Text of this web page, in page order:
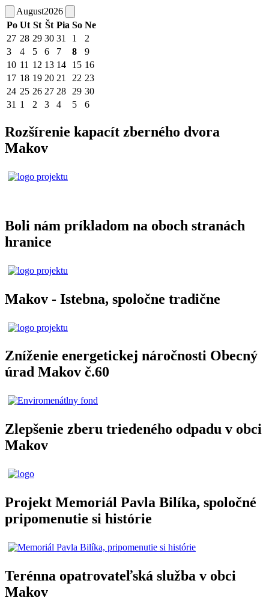
August2026
Po Ut St Št Pia So Ne
27 28 29 30 31 1
2
3
4 5 6 7 8
9
10 11 12 13 14 15 16
17 18 19 20 21 22 23
24 25 26 27 28 29 30
31 1 2 3 4 5 6
Rozšírenie kapacít zberného dvora
Makov
Boli nám príkladom na oboch stranách
hranice
Makov - Istebna, spoločne tradične
Zníženie energetickej náročnosti Obecný
úrad Makov č.60
Zlepšenie zberu triedeného odpadu v obci
Makov
Projekt Memoriál Pavla Bilíka, spoločné
pripomenutie si histórie
Terénna opatrovateľská služba v obci
Makov